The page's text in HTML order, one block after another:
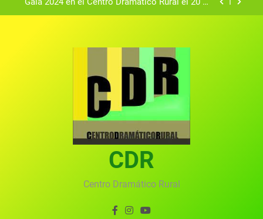
Gala 2024 en el Centro Dramático Rural el 20 de
convocado por el Centro Dramático Rural de Mira
(Cuenca)
Gala anual virtual del Centro Dramático Rural de
Gala del Centro Dramático Rural 2025
Gala 2024 en el Centro Dramático Rural el 20 de
Textos seleccionados en el VI Certamen
Francisco Nieva de piezas breves teatrales
convocado por el Centro Dramático Rural de Mira
Gala anual virtual del Centro Dramático Rural de
CDR
Centro Dramático Rural